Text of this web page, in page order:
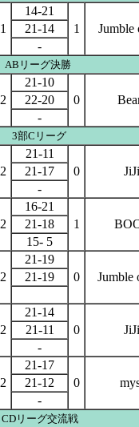
1
14-21
1
Jumble
21-14
-
AB リーグ決勝
2
21-10
0
22-20
-
3部Cリーグ
2
21-11
0
JiJi
21-17
-
2
16-21
1
21-18
15- 5
2
21-19
0
Jumble
21-19
2
21-14
0
JiJi
21-11
-
2
21-17
0
21-12
-
CDリーグ交流戦